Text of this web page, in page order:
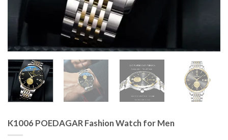
K1006 POEDAGAR Fashion Watch for Men